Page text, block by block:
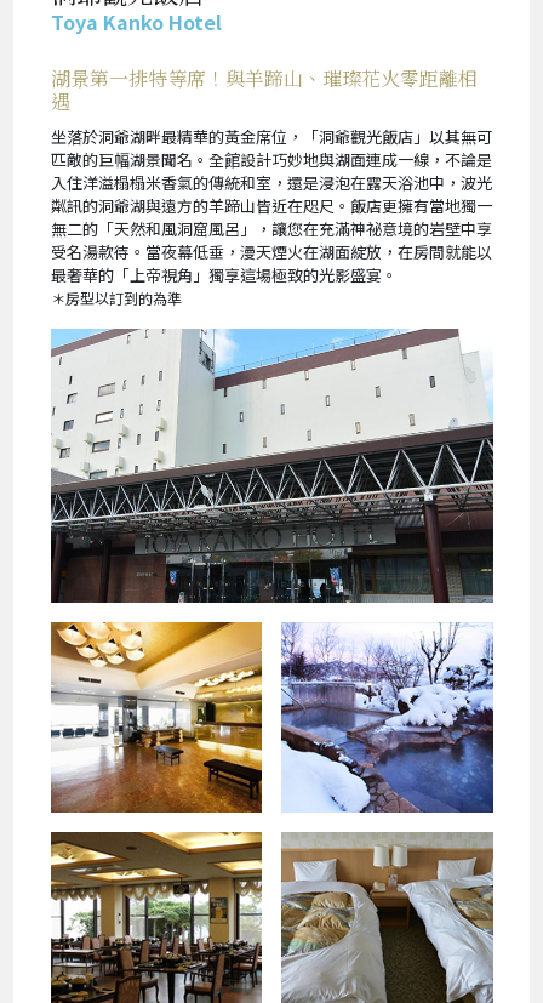
Toya Kanko Hotel
湖景第一排特等席！與羊蹄山、璀璨花火零距離相
遇
坐落於洞爺湖畔最精華的黃金席位，「洞爺觀光飯店」以其無可
匹敵的巨幅湖景聞名。全館設計巧妙地與湖面連成一線，不論是
入住洋溢榻榻米香氣的傳統和室，還是浸泡在露天浴池中，波光
粼訊的洞爺湖與遠方的羊蹄山皆近在咫尺。飯店更擁有當地獨一
無二的「天然和風洞窟風呂」，讓您在充滿神祕意境的岩壁中享
受名湯款待。當夜幕低垂，漫天煙火在湖面綻放，在房間就能以
最奢華的「上帝視角」獨享這場極致的光影盛宴。
＊房型以訂到的為準